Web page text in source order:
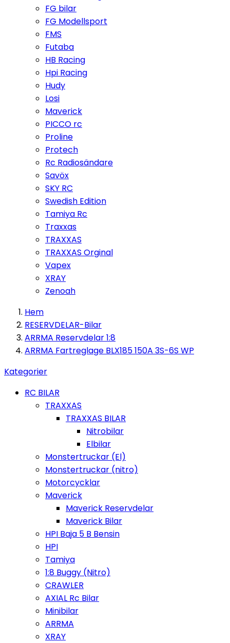
FG bilar
FG Modellsport
FMS
Futaba
HB Racing
Hpi Racing
Hudy
Losi
Maverick
PICCO rc
Proline
Protech
Rc Radiosändare
Savöx
SKY RC
Swedish Edition
Tamiya Rc
Traxxas
TRAXXAS
TRAXXAS Orginal
Vapex
XRAY
Zenoah
Hem
RESERVDELAR-Bilar
ARRMA Reservdelar 1:8
ARRMA Fartreglage BLX185 150A 3S-6S WP
Kategorier
RC BILAR
TRAXXAS
TRAXXAS BILAR
Nitrobilar
Elbilar
Monstertruckar (El)
Monstertruckar (nitro)
Motorcycklar
Maverick
Maverick Reservdelar
Maverick Bilar
HPI Baja 5 B Bensin
HPI
Tamiya
1:8 Buggy (Nitro)
CRAWLER
AXIAL Rc Bilar
Minibilar
ARRMA
XRAY